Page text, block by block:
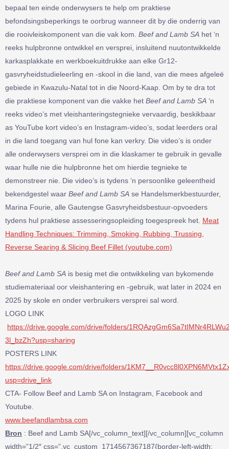
bepaal ten einde onderwysers te help om praktiese
befondsingsbeperkings te oorbrug wanneer dit by die onderrig van
die rooivleiskomponent van die vak kom. Beef and Lamb SA het ‘n
reeks hulpbronne ontwikkel en versprei, insluitend nuutontwikkelde
karkasplakkate en werkboekuitdrukke aan elke Gr12-
gasvryheidstudieleerling en -skool in die land, van die mees afgeleë
gebiede in Kwazulu-Natal tot in die Noord-Kaap. Om by te dra tot
die praktiese komponent van die vakke het Beef and Lamb SA ‘n
reeks video’s met vleishanteringstegnieke vervaardig, beskikbaar
as YouTube kort video’s en Instagram-video’s, sodat leerders oral
in die land toegang van hul fone kan verkry. Die video’s is onder
alle onderwysers versprei om in die klaskamer te gebruik in gevalle
waar hulle nie die hulpbronne het om hierdie tegnieke te
demonstreer nie. Die video’s is tydens ‘n persoonlike geleentheid
bekendgestel waar Beef and Lamb SA se Handelsmerkbestuurder,
Marina Fourie, alle Gautengse Gasvryheidsbestuur-opvoeders
tydens hul praktiese assesseringsopleiding toegespreek het. Meat
Handling Techniques: Trimming, Smoking, Rubbing, Trussing,
Reverse Searing & Slicing Beef Fillet (youtube.com)
Beef and Lamb SA is besig met die ontwikkeling van bykomende
studiemateriaal oor vleishantering en -gebruik, wat later in 2024 en
2025 by skole en onder verbruikers versprei sal word.
LOGO LINK
https://drive.google.com/drive/folders/
3l_bzZh?usp=sharing
POSTERS LINK
https://drive.google.com/drive/folders/
usp=drive_link
CTA- Follow Beef and Lamb SA on Instagram, Facebook and
Youtube.
www.beefandlambsa.com
Bron : Beef and Lamb SA[/vc_column_text][/vc_column][vc_column
width=”1/2″ css=”.vc_custom_1714567367187{border-left-width: